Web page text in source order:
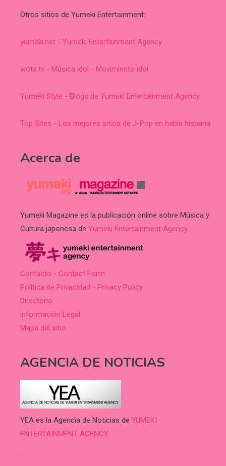
Otros sitios de Yumeki Entertainment:
yumeki.net - Yumeki Entertainment Agency
wota.tv - Música idol - Movimiento idol
Yumeki Style - Blogs de Yumeki Entertainment Agency
Top Sites - Los mejores sitios de J-Pop en habla hispana
Acerca de
Yumeki Magazine es la publicación online sobre Música y
Cultura japonesa de Yumeki Entertainment Agency.
Contacto - Contact Form
Política de Privacidad - Privacy Policy
Directorio
información Legal
Mapa del sitio
AGENCIA DE NOTICIAS
YEA es la Agencia de Noticias de YUMEKI
ENTERTAINMENT AGENCY.
.